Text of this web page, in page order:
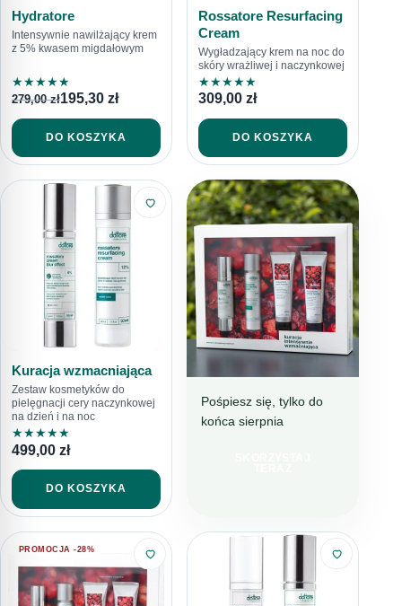
Hydratore
Intensywnie nawilżający krem
z 5% kwasem migdałowym
★★★★★
279,00zł195,30 zł
DO KOSZYKA
Rossatore Resurfacing
Cream
Wygładzający krem na noc do
skóry wrażliwej i naczynkowej
★★★★★
309,00 zł
DO KOSZYKA
Kuracja wzmacniająca
Zestaw kosmetyków do
pielęgnacji cery naczynkowej
na dzień i na noc
★★★★★
499,00 zł
DO KOSZYKA
BESTSELLEROWA
Pośpiesz się, tylko do
końca sierpnia
PROMOCJA -28%